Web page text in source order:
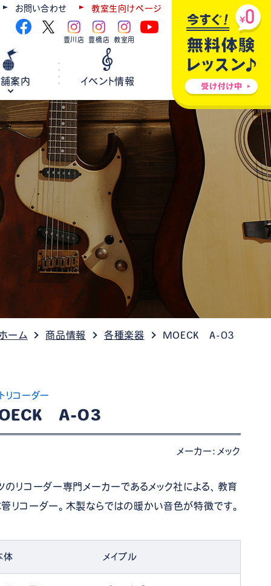
お問い合わせ 教室生向けページ
豊川店 豊橋店 教室用
ウクレレ
弦楽器
ット情報
各種楽器修理
ホールレンタル
案内 イベント情報
ーム 商品情報 各種楽器 MOECK A-03
リコーダー
A-03
メーカー：メック
のリコーダー専門メーカーであるメック社による、教育
リコーダー。木製ならではの暖かい音色が特徴です。
体 メイプル